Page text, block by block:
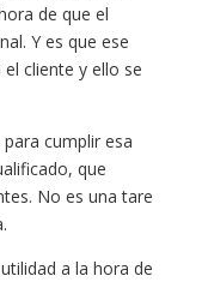
de que el
Y es que ese
cliente y ello se
cumplir esa
que
No es una tare
a la hora de